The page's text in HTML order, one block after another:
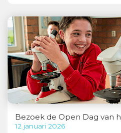
Bezoek de Open Dag van
12 januari 2026